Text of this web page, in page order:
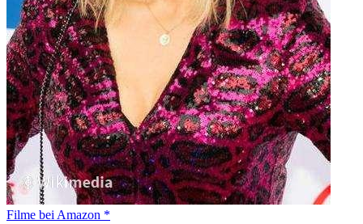
Filme bei Amazon *